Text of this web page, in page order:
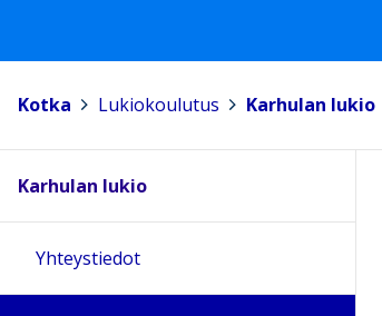
Kotka Lukiokoulutus Karhulan lukio
Karhulan lukio
Yhteystiedot